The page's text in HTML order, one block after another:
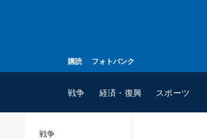
購読 フォトバンク
戦争 経済・復興 スポーツ
戦争